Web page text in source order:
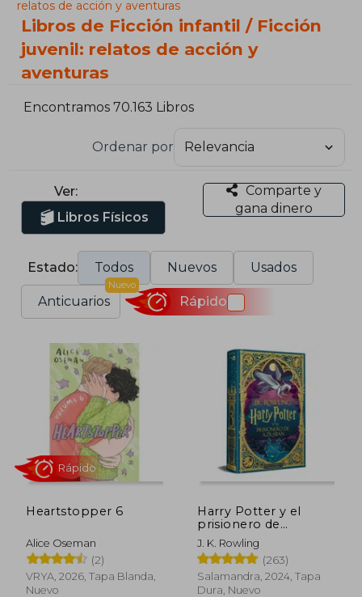
relatos de acción y aventuras
Libros de Ficción infantil / Ficción
juvenil: relatos de acción y
aventuras
Encontramos 70.163 Libros
Ordenar por
Ver:
Libros Físicos
Comparte y
gana dinero
Estado: Todos Nuevos Usados
Anticuarios
Nuevo
Rápido
Heartstopper 6
Alice Oseman
(2)
VRYA, 2026, Tapa Blanda,
Nuevo
Rápido
Harry Potter y el
prisionero de
Azkaban (Harry
Potter edición
MinaLima 3)
J. K. Rowling
(263)
Salamandra, 2024, Tapa
Dura, Nuevo